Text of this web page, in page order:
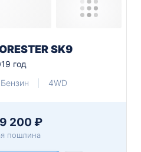
SK9
год
Бензин 4WD
200 ₽
пошлина